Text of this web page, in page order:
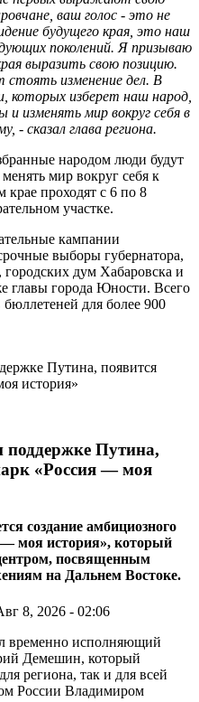
ваш голос - это не
будущего края, это наш
поколений. Я призываю
выразить свою позицию.
изменение дел. В
изберет наш народ,
изменять мир вокруг себя в
- сказал глава региона.
народом люди будут
мир вокруг себя к
проходят с 6 по 8
участке.
кампании
выборы губернатора,
городских дум Хабаровска и
главы города Юности. Всего
для более 900
поддержке Путина,
«Россия — моя
создание амбициозного
— моя история», который
посвященным
на Дальнем Востоке.
8, 2026 - 02:06
временно исполняющий
Демешин, который
региона, так и для всей
России Владимиром